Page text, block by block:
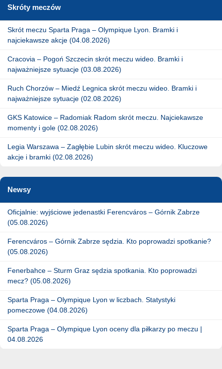
Skróty meczów
Skrót meczu Sparta Praga – Olympique Lyon. Bramki i
najciekawsze akcje (04.08.2026)
Cracovia – Pogoń Szczecin skrót meczu wideo. Bramki i
najważniejsze sytuacje (03.08.2026)
Ruch Chorzów – Miedź Legnica skrót meczu wideo. Bramki i
najważniejsze sytuacje (02.08.2026)
GKS Katowice – Radomiak Radom skrót meczu. Najciekawsze
momenty i gole (02.08.2026)
Legia Warszawa – Zagłębie Lubin skrót meczu wideo. Kluczowe
akcje i bramki (02.08.2026)
Newsy
Oficjalnie: wyjściowe jedenastki Ferencváros – Górnik Zabrze
(05.08.2026)
Ferencváros – Górnik Zabrze sędzia. Kto poprowadzi spotkanie?
(05.08.2026)
Fenerbahce – Sturm Graz sędzia spotkania. Kto poprowadzi
mecz? (05.08.2026)
Sparta Praga – Olympique Lyon w liczbach. Statystyki
pomeczowe (04.08.2026)
Sparta Praga – Olympique Lyon oceny dla piłkarzy po meczu |
04.08.2026